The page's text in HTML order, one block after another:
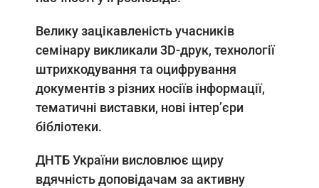
Велику зацікавленість учасників
семінару викликали 3D-друк, технології
штрихкодування та оцифрування
документів з різних носіїв інформації,
тематичні виставки, нові інтер’єри
бібліотеки.
ДНТБ України висловлює щиру
вдячність доповідачам за активну